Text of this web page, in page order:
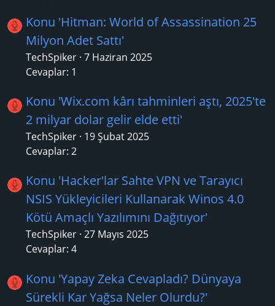
Konu 'Hitman: World of Assassination 25
Milyon Adet Sattı'
TechSpiker 7 Haziran 2025
Cevaplar: 1
Konu 'Wix.com kârı tahminleri aştı, 2025'te
2 milyar dolar gelir elde etti'
TechSpiker 19 Şubat 2025
Cevaplar: 2
Konu 'Hacker'lar Sahte VPN ve Tarayıcı
NSIS Yükleyicileri Kullanarak Winos 4.0
Kötü Amaçlı Yazılımını Dağıtıyor'
TechSpiker 27 Mayıs 2025
Cevaplar: 4
Konu 'Yapay Zeka Cevapladı? Dünyaya
Sürekli Kar Yağsa Neler Olurdu?'